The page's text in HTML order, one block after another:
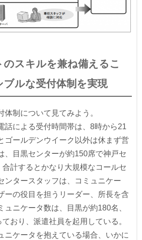
スキルを兼ね備えるこ
ブルな受付体制を実現
制について見てみよう。
による受付時間帯は、8時から21
ゴールデンウイーク以外は休まず営
、目黒センターが約150席で神戸セ
計するとかなり大規模なコールセ
ンタースタッフは、コミュニケー
ーの役目を担うリーダー、所長を含
ュニケータ数は、目黒が約180名、
おり、派遣社員を起用している。
ケータを抱えている場合、いかに